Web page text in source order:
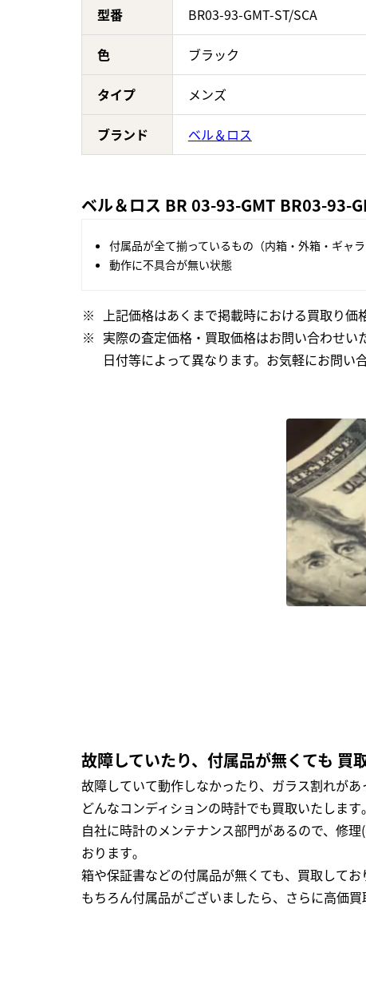
型番 BR03-93-GMT-ST/SCA
色 ブラック
タイプ メンズ
ブランド ベル＆ロス
ベル＆ロス BR 03-93-GMT BR03-93-
付属品が全て揃っているもの（内箱・外箱・ギャラ
動作に不具合が無い状態
上記価格はあくまで掲載時における買取り
実際の査定価格・買取価格はお問い合わせ
日付等によって異なります。お気軽にお問い
故障していたり、付属品が無くても 買
故障していて動作しなかったり、ガラス割れがあ
どんなコンディションの時計でも買取いたします｡
自社に時計のメンテナンス部門があるので、修
おります｡
箱や保証書などの付属品が無くても、買取してお
もちろん付属品がございましたら、さらに高価